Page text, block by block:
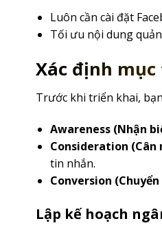
Luôn cần cài đặt
Tối ưu nội dung
Xác định
Trước khi triển khai,
Awareness (Nhận
Consideration (Cân
tin nhắn.
Conversion
Lập kế hoạch